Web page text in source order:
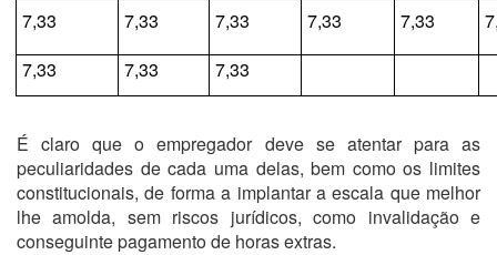
7,33 7,33 7,33 7,33 7,33
7,33
7,33 7,33
É claro que o empregador deve se atentar para as
peculiaridades de cada uma delas, bem como os limites
constitucionais, de forma a implantar a escala que melhor
lhe amolda, sem riscos jurídicos, como invalidação e
conseguinte pagamento de horas extras.